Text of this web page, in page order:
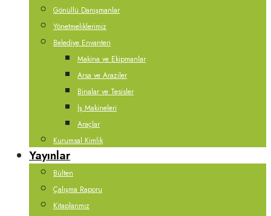
Gönüllü Danışmanlar
Yönetmeliklerimiz
Belediye Envanteri
Makina ve Ekipmanlar
Arsa ve Araziler
Binalar ve Tesisler
İş Makineleri
Araçlar
Kurumsal Kimlik
Yayınlar
Bülten
Çalışma Raporu
Kitaplarımız